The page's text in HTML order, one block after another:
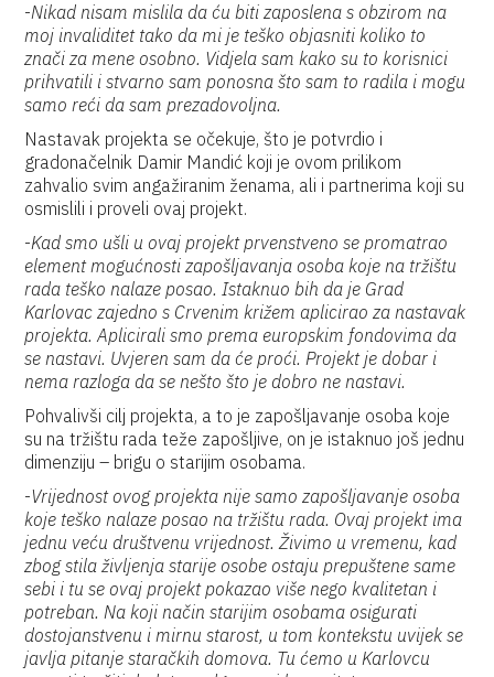
-Nikad nisam mislila da ću biti zaposlena s obzirom na
moj invaliditet tako da mi je teško objasniti koliko to
znači za mene osobno. Vidjela sam kako su to korisnici
prihvatili i stvarno sam ponosna što sam to radila i mogu
samo reći da sam prezadovoljna.
Nastavak projekta se očekuje, što je potvrdio i
gradonačelnik Damir Mandić koji je ovom prilikom
zahvalio svim angažiranim ženama, ali i partnerima koji su
osmislili i proveli ovaj projekt.
-Kad smo ušli u ovaj projekt prvenstveno se promatrao
element mogućnosti zapošljavanja osoba koje na tržištu
rada teško nalaze posao. Istaknuo bih da je Grad
Karlovac zajedno s Crvenim križem aplicirao za nastavak
projekta. Aplicirali smo prema europskim fondovima da
se nastavi. Uvjeren sam da će proći. Projekt je dobar i
nema razloga da se nešto što je dobro ne nastavi.
Pohvalivši cilj projekta, a to je zapošljavanje osoba koje
su na tržištu rada teže zapošljive, on je istaknuo još jednu
dimenziju – brigu o starijim osobama.
-Vrijednost ovog projekta nije samo zapošljavanje osoba
koje teško nalaze posao na tržištu rada. Ovaj projekt ima
jednu veću društvenu vrijednost. Živimo u vremenu, kad
zbog stila življenja starije osobe ostaju prepuštene same
sebi i tu se ovaj projekt pokazao više nego kvalitetan i
potreban. Na koji način starijim osobama osigurati
dostojanstvenu i mirnu starost, u tom kontekstu uvijek se
javlja pitanje staračkih domova. Tu ćemo u Karlovcu